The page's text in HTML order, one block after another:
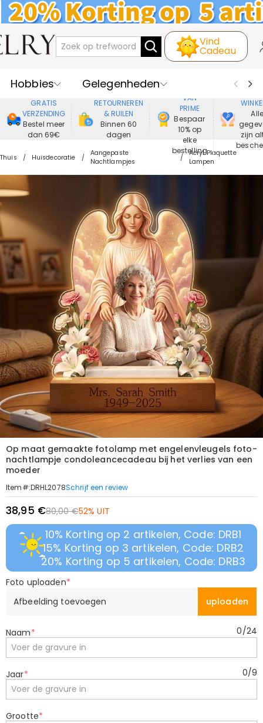
Vind
Cadeau
Hobbies
Gelegenheden
Recipienten
Best Verkochte
Nieuwe
Juwelen
Wonen&Leven
Kleding
GRATIS
VERZENDING
Bestel meer
dan 69€
RETOURNEREN
& RUILEN
Binnen 60
dagen
VAN
PRIME
Bespaar
10% op
elke
bestelling
Alle
zijn
Thuis Huisdecoratie
Aangepaste
Nachtlampjes
Acryl Plaquette
Lampen
Op maat gemaakte fotolamp met engelenvleugels foto-
nachtlampje condoleancecadeau bij het verlies van een
moeder
Item#:DRHL2078Schrijf een review
38,95 €80,00 €52% UIT
10% Korting op 2 artikelen, Code: DRB1
15% Korting op 3 artikelen, Code: DRB2
20% Korting op 5 artikelen, Code: DRB3
Foto uploaden*
Afbeelding toevoegen
uploaden
Naam* 0/24
Jaar* 0/9
Grootte*